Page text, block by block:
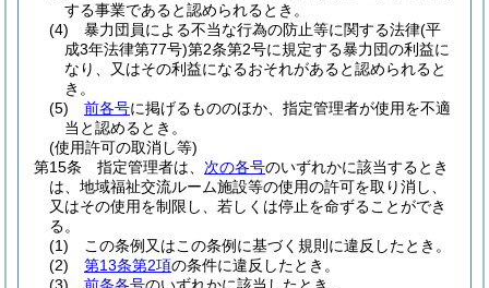
する事業であると認められるとき。
(4)
暴力団員による不当な行為の防止等に関する法律(平
成3年法律第77号)第2条第2号に規定する暴力団の利益に
なり、又はその利益になるおそれがあると認められると
き。
(5)
前各号に掲げるもののほか、指定管理者が使用を不適
当と認めるとき。
(使用許可の取消し等)
第15条
指定管理者は、 次の各号のいずれかに該当するとき
は、地域福祉交流ルーム施設等の使用の許可を取り消し、
又はその使用を制限し、若しくは停止を命ずることができ
る。
(1)
この条例又はこの条例に基づく規則に違反したとき。
(2)
第13条第2項の条件に違反したとき。